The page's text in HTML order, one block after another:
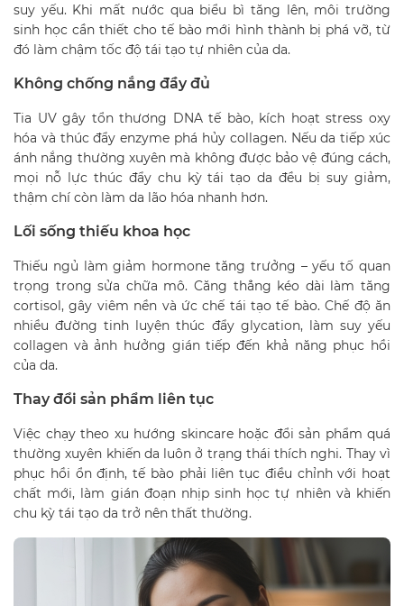
suy yếu. Khi mất nước qua biểu bì tăng lên, môi trường
sinh học cần thiết cho tế bào mới hình thành bị phá vỡ, từ
đó làm chậm tốc độ tái tạo tự nhiên của da.
Không chống nắng đầy đủ
Tia UV gây tổn thương DNA tế bào, kích hoạt stress oxy
hóa và thúc đẩy enzyme phá hủy collagen. Nếu da tiếp xúc
ánh nắng thường xuyên mà không được bảo vệ đúng cách,
mọi nỗ lực thúc đẩy chu kỳ tái tạo da đều bị suy giảm,
thậm chí còn làm da lão hóa nhanh hơn.
Lối sống thiếu khoa học
Thiếu ngủ làm giảm hormone tăng trưởng – yếu tố quan
trọng trong sửa chữa mô. Căng thẳng kéo dài làm tăng
cortisol, gây viêm nền và ức chế tái tạo tế bào. Chế độ ăn
nhiều đường tinh luyện thúc đẩy glycation, làm suy yếu
collagen và ảnh hưởng gián tiếp đến khả năng phục hồi
của da.
Thay đổi sản phẩm liên tục
Việc chạy theo xu hướng skincare hoặc đổi sản phẩm quá
thường xuyên khiến da luôn ở trạng thái thích nghi. Thay vì
phục hồi ổn định, tế bào phải liên tục điều chỉnh với hoạt
chất mới, làm gián đoạn nhịp sinh học tự nhiên và khiến
chu kỳ tái tạo da trở nên thất thường.